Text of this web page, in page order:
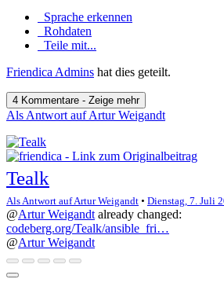
Sprache erkennen
Rohdaten
Teile mit...
Friendica Admins hat dies geteilt.
4 Kommentare - Zeige mehr
Als Antwort auf Artur Weigandt
Tealk
Als Antwort auf Artur Weigandt • Dienstag, 7. Juli
@Artur Weigandt already changed:
codeberg.org/Tealk/ansible_fri…
@Artur Weigandt